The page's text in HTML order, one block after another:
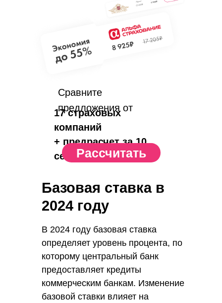
Сравните
предложения от
17 страховых
компаний
+ предрасчет за 10
сек.
Рассчитать
Базовая ставка в
2024 году
В 2024 году базовая ставка
определяет уровень процента, по
которому центральный банк
предоставляет кредиты
коммерческим банкам. Изменение
базовой ставки влияет на